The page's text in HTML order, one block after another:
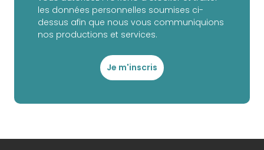
les données personnelles soumises ci-
dessus afin que nous vous communiquions
nos productions et services.
Je m'inscris